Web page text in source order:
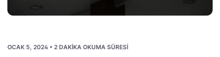
OCAK 5, 2024 • 2 DAKIKA OKUMA SÜRESI